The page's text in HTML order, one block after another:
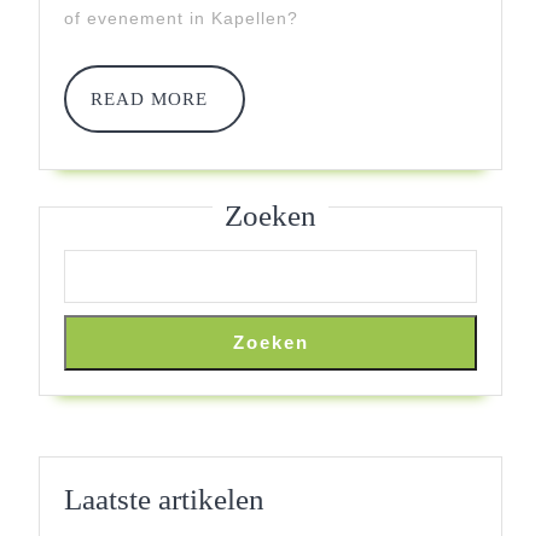
of evenement in Kapellen?
READ MORE
READ
MORE
Zoeken
Zoeken
Laatste artikelen